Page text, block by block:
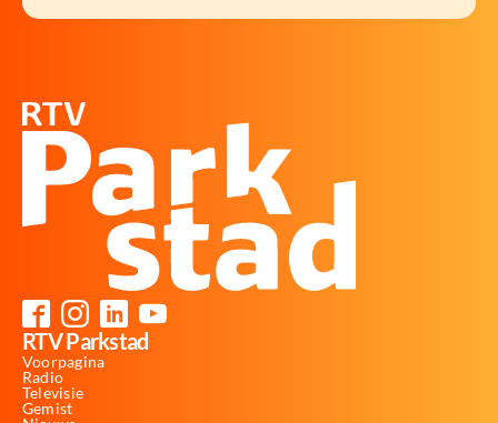
RTV Parkstad
Voorpagina
Radio
Televisie
Gemist